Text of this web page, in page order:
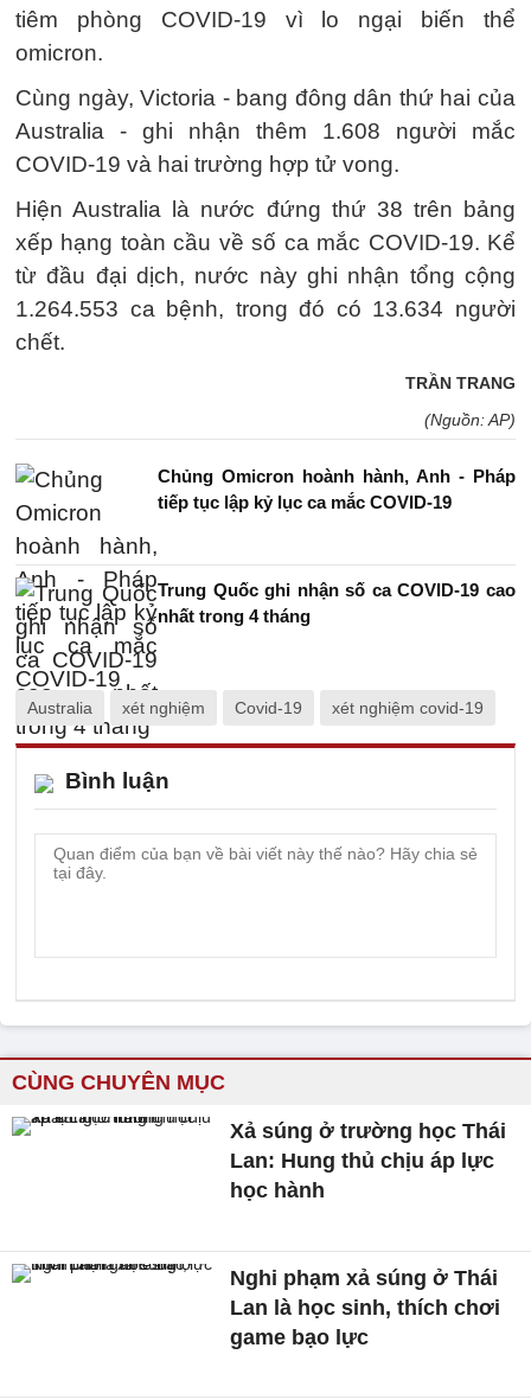
tiêm phòng COVID-19 vì lo ngại biến thể
omicron.
Cùng ngày, Victoria - bang đông dân thứ hai của
Australia - ghi nhận thêm 1.608 người mắc
COVID-19 và hai trường hợp tử vong.
Hiện Australia là nước đứng thứ 38 trên bảng
xếp hạng toàn cầu về số ca mắc COVID-19. Kể
từ đầu đại dịch, nước này ghi nhận tổng cộng
1.264.553 ca bệnh, trong đó có 13.634 người
chết.
TRẦN TRANG
(Nguồn: AP)
Chủng Omicron hoành hành, Anh - Pháp
tiếp tục lập kỷ lục ca mắc COVID-19
Trung Quốc ghi nhận số ca COVID-19 cao
nhất trong 4 tháng
Australia xét nghiệm Covid-19 xét nghiệm covid-19
Bình luận
CÙNG CHUYÊN MỤC
Xả súng ở trường học Thái
Lan: Hung thủ chịu áp lực
học hành
Nghi phạm xả súng ở Thái
Lan là học sinh, thích chơi
game bạo lực